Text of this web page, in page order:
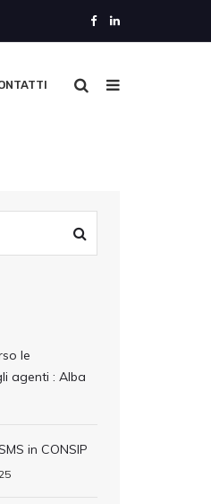
le
agenti : Alba
in CONSIP